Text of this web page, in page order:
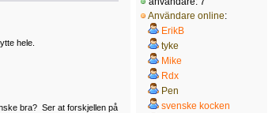
hele.
bra? Ser at forskjellen på
Användare online:
ErikB
tyke
Mike
Rdx
Pen
svenske kocken